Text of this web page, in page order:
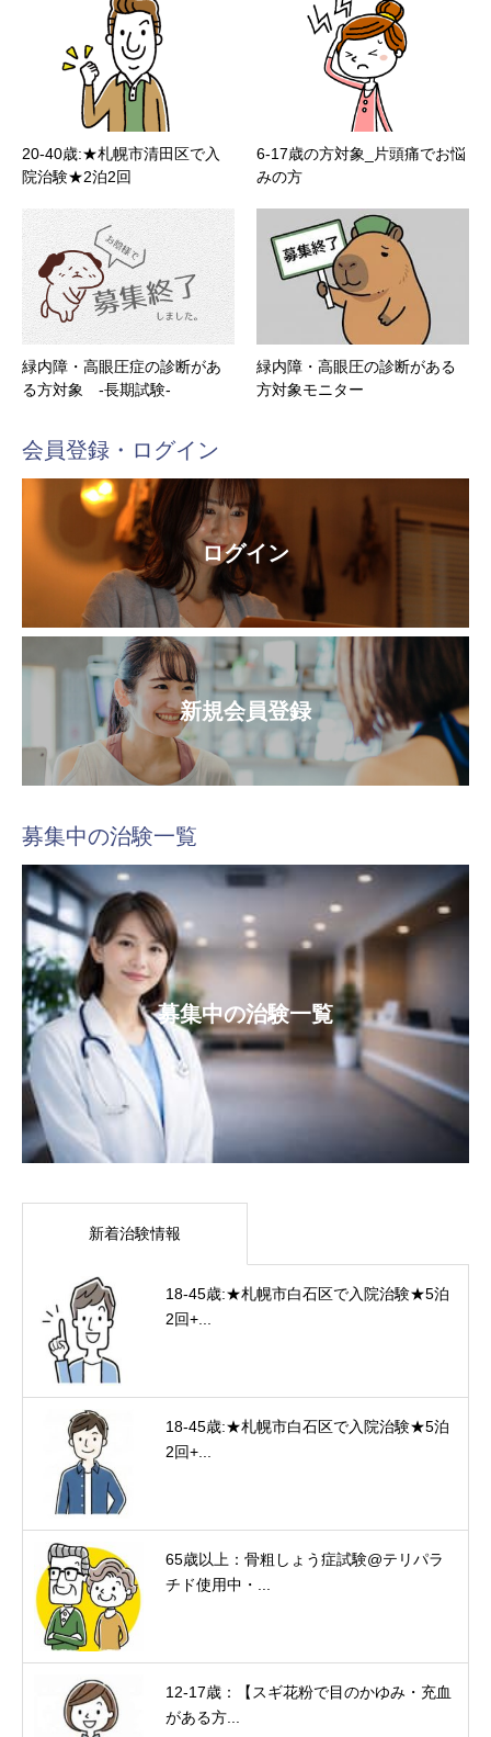
20-40歳:★札幌市清田区で入
院治験★2泊2回
6-17歳の方対象_片頭痛でお悩
みの方
緑内障・高眼圧症の診断があ
る方対象 -長期試験-
緑内障・高眼圧の診断がある
方対象モニター
会員登録・ログイン
ログイン
新規会員登録
募集中の治験一覧
募集中の治験一覧
新着治験情報
18-45歳:★札幌市白石区で入院治験★5泊
2回+...
18-45歳:★札幌市白石区で入院治験★5泊
2回+...
65歳以上：骨粗しょう症試験@テリパラ
チド使用中・...
12-17歳：【スギ花粉で目のかゆみ・充血
がある方...